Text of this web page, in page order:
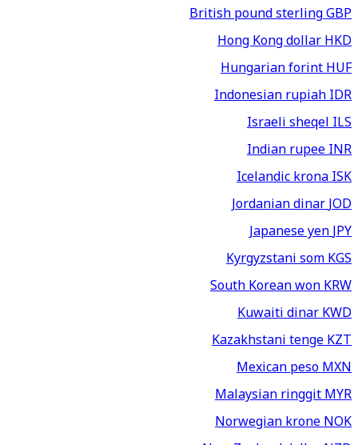
British pound sterlingGBP
Hong Kong dollarHKD
Hungarian forintHUF
Indonesian rupiahIDR
Israeli sheqelILS
Indian rupeeINR
Icelandic kronaISK
Jordanian dinarJOD
Japanese yenJPY
Kyrgyzstani somKGS
South Korean wonKRW
Kuwaiti dinarKWD
Kazakhstani tengeKZT
Mexican pesoMXN
Malaysian ringgitMYR
Norwegian kroneNOK